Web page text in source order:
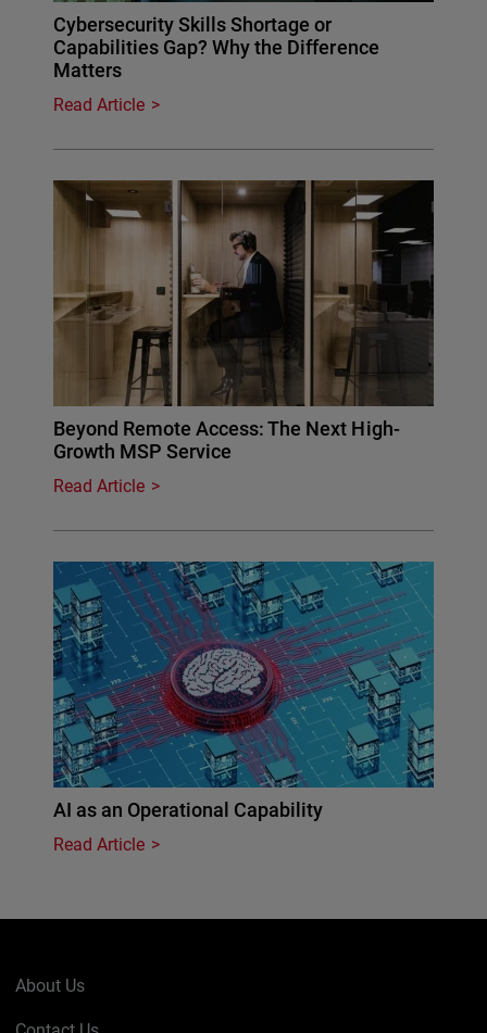
Cybersecurity Skills Shortage or
Capabilities Gap? Why the Difference
Matters
Read Article
Beyond Remote Access: The Next High-
Growth MSP Service
Read Article
AI as an Operational Capability
Read Article
About Us